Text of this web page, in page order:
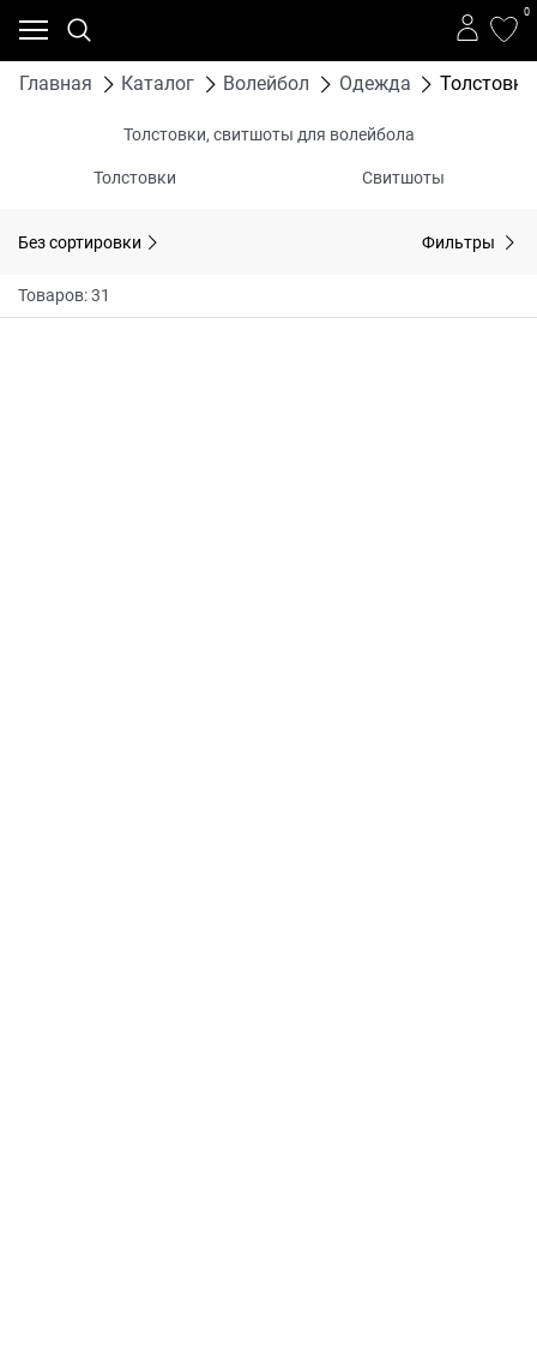
0
Главная Каталог Волейбол Одежда
Толстовки, свитшоты для волейбола
Толстовки Свитшоты
Без сортировки Фильтры
Товаров: 31